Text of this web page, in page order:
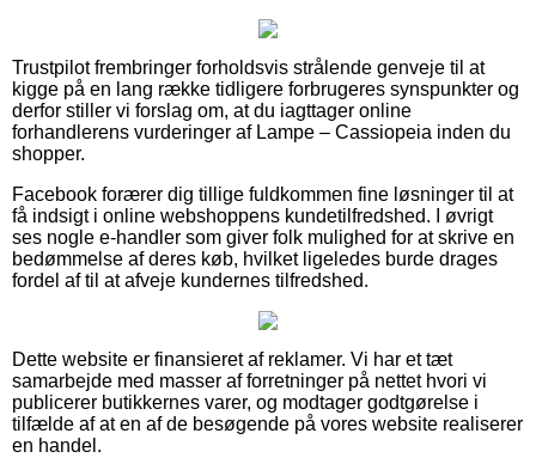
Trustpilot frembringer forholdsvis strålende genveje til at
kigge på en lang række tidligere forbrugeres synspunkter og
derfor stiller vi forslag om, at du iagttager online
forhandlerens vurderinger af Lampe – Cassiopeia inden du
shopper.
Facebook forærer dig tillige fuldkommen fine løsninger til at
få indsigt i online webshoppens kundetilfredshed. I øvrigt
ses nogle e-handler som giver folk mulighed for at skrive en
bedømmelse af deres køb, hvilket ligeledes burde drages
fordel af til at afveje kundernes tilfredshed.
Dette website er finansieret af reklamer. Vi har et tæt
samarbejde med masser af forretninger på nettet hvori vi
publicerer butikkernes varer, og modtager godtgørelse i
tilfælde af at en af de besøgende på vores website realiserer
en handel.